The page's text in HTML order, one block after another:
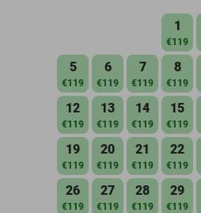
1
€119
5
€119
6
€119
7
€119
8
€119
12
€119
13
€119
14
€119
15
€119
19
€119
20
€119
21
€119
22
€119
26
€119
27
€119
28
€119
29
€119